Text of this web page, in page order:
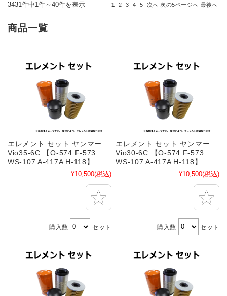
3431件中1件～40件を表示 1 2 3 4 5 次へ 次の5ページへ 最後へ
商品一覧
エレメント セット ヤンマー
Vio35-6C 【O-574 F-573
WS-107 A-417A H-118】
¥10,500(税込)
購入数 セット
エレメント セット ヤンマー
Vio30-6C 【O-574 F-573
WS-107 A-417A H-118】
¥10,500(税込)
購入数 セット